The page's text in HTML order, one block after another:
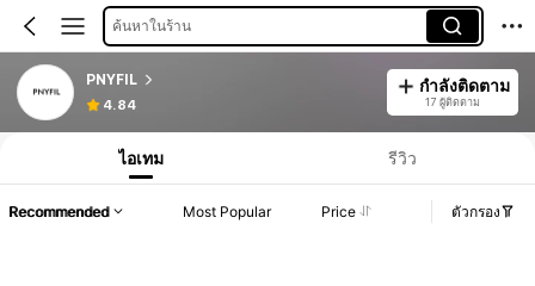
ค้นหาในร้าน
PNYFIL
4.84
กำลังติดตาม
17 ผู้ติดตาม
ไอเทม รีวิว
Recommended Most Popular Price ตัวกรอง